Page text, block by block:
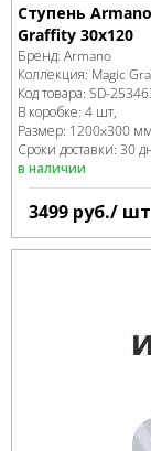
Ступень
Graffity 30x120
Бренд: Armano
Коллекция: Magic
Код товара: SD-
В коробке: 4 шт,
Размер: 1200x300 мм
Сроки доставки: 30
в наличии
3499 руб./ шт